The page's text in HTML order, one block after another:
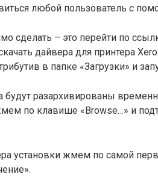
любой пользователь с
сделать – это перейти по
дайвера для принтера
в папке «Загрузки» и
будут разархивированы
по клавише «Browse…» и
установки жмем по самой